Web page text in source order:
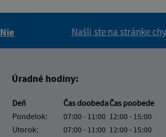
Nie
Našli ste na stránke
Úradné hodiny:
Deň Čas doobedaČas poobede
Pondelok:
07:00 - 11:00 12:00 - 15:00
Utorok:
07:00 - 11:00 12:00 - 15:00